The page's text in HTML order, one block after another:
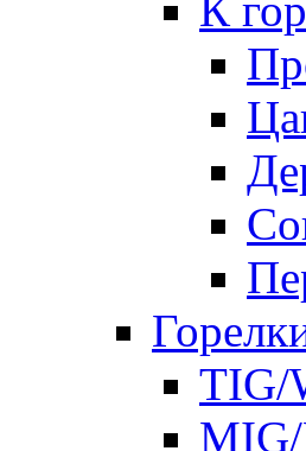
К
TIG/
MIG/